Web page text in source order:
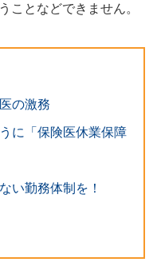
ことなどできません。
の激務
に「保険医休業保障
い勤務体制を！